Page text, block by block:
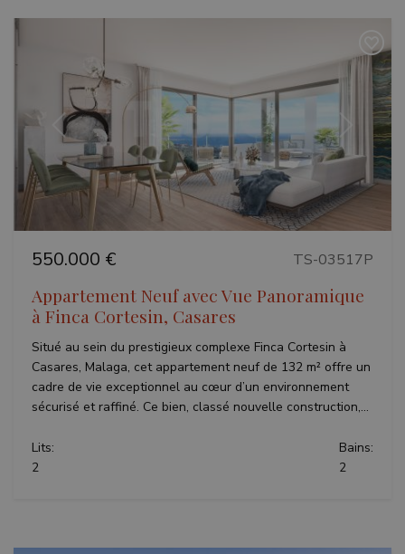
Précédent Suivant
550.000 € TS-03517P
Appartement Neuf avec Vue Panoramique
à Finca Cortesin, Casares
Situé au sein du prestigieux complexe Finca Cortesin à
Casares, Malaga, cet appartement neuf de 132 m² offre un
cadre de vie exceptionnel au cœur d’un environnement
sécurisé et raffiné. Ce bien, classé nouvelle construction,...
Lits:
2
Bains:
2